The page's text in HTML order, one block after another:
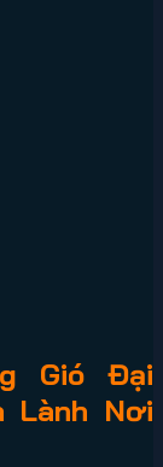
Gió Đại
Lành Nơi